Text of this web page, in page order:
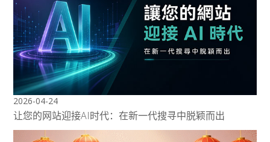
2026-04-24
让您的网站迎接AI时代：在新一代搜寻中脱颖而出